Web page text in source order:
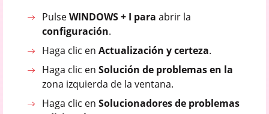
PulseWINDOWS + I paraabrir la
configuración.
Haga clic enActualización y certeza.
Haga clic enSolución de problemas en la
zona izquierda de la ventana.
Haga clic enSolucionadores de problemas